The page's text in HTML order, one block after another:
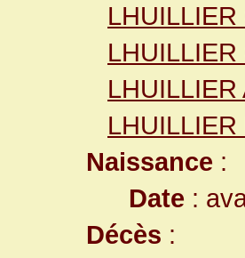
LHUILLIER
LHUILLIER
Naissance :
Date :
Décès :